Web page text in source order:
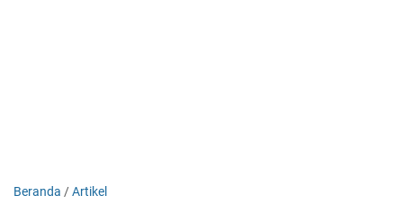
Beranda /Artikel